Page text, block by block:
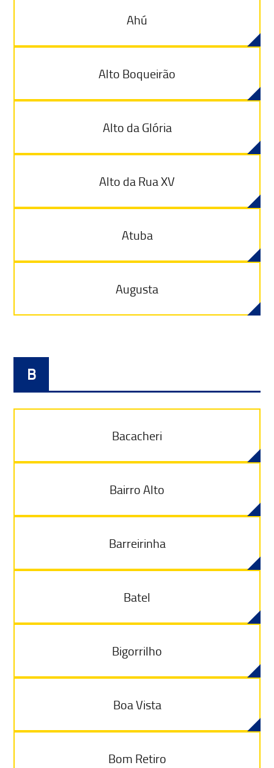
Ahú
Alto Boqueirão
Alto da Glória
Alto da Rua XV
Atuba
Augusta
B
Bacacheri
Bairro Alto
Barreirinha
Batel
Bigorrilho
Boa Vista
Bom Retiro